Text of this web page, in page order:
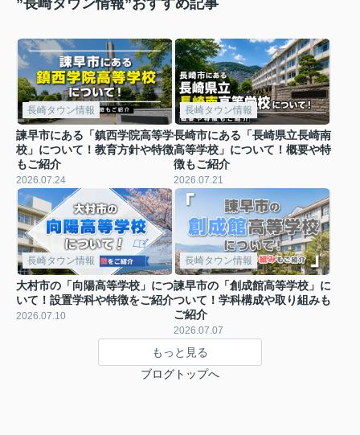
長崎タウン情報
諫早市にある「鎮西学院高等学
校」について！教育方針や特徴
もご紹介
2026.07.24
長崎タウン情報
長崎市にある「長崎県立長崎南
高等学校」について！概要や特
徴もご紹介
2026.07.21
長崎タウン情報
大村市の「向陽高等学校」につ
いて！設置学科や特徴をご紹介
2026.07.10
長崎タウン情報
諫早市の「創成館高等学校」に
ついて！学科構成や取り組みも
ご紹介
2026.07.07
もっと見る
ブログトップへ